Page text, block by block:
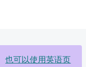
也可以使用英语页